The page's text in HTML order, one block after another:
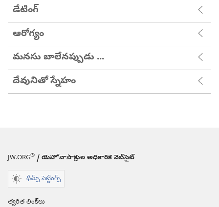
డేటింగ్
ఆరోగ్యం
మనసు బాలేనప్పుడు ...
దేవునితో స్నేహం
JW.ORG® / యెహోవాసాక్షుల అధికారిక వెబ్‌సైట్‌
థీమ్స్ సెట్టింగ్స్
త్వరిత లింక్‌లు